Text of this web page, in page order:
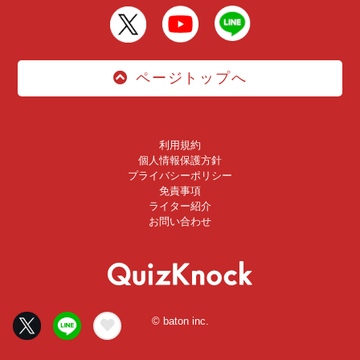
ページトップへ
利用規約
個人情報保護方針
プライバシーポリシー
免責事項
ライター紹介
お問い合わせ
© baton inc.